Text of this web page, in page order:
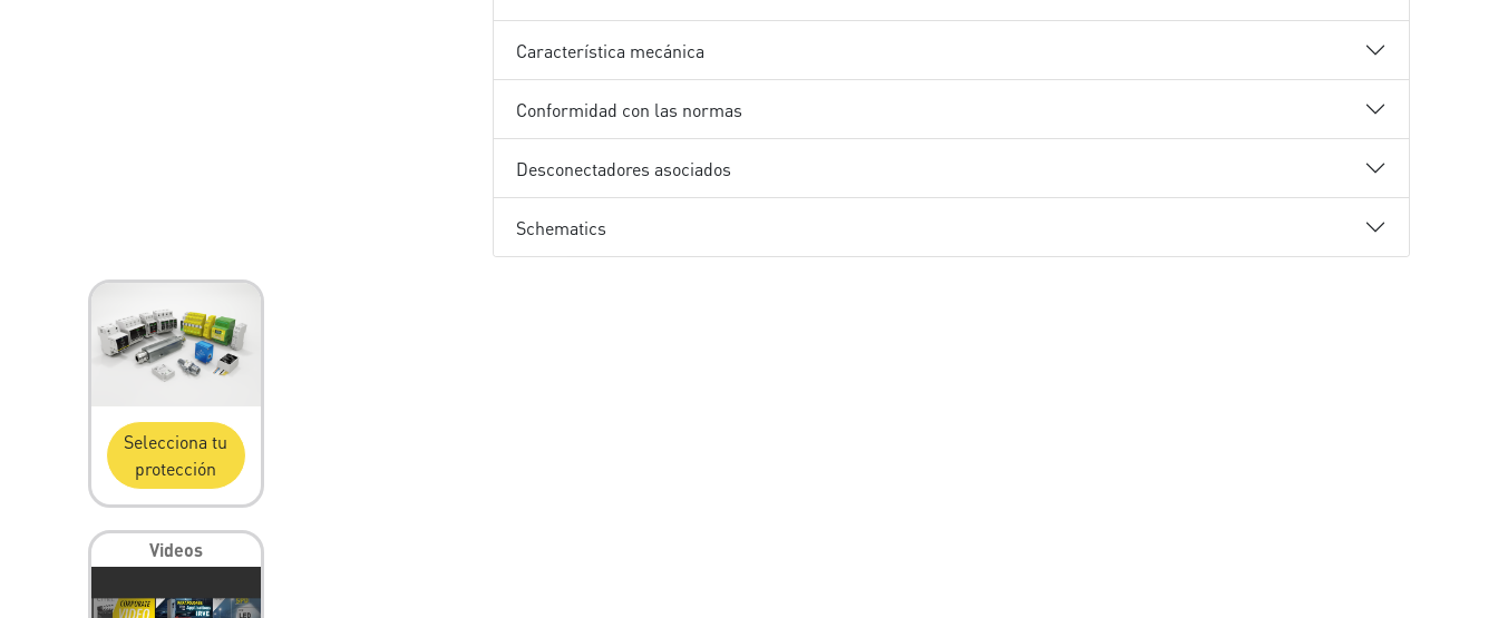
Característica mecánica
Conformidad con las normas
Desconectadores asociados
Schematics
Selecciona tu
protección
Videos